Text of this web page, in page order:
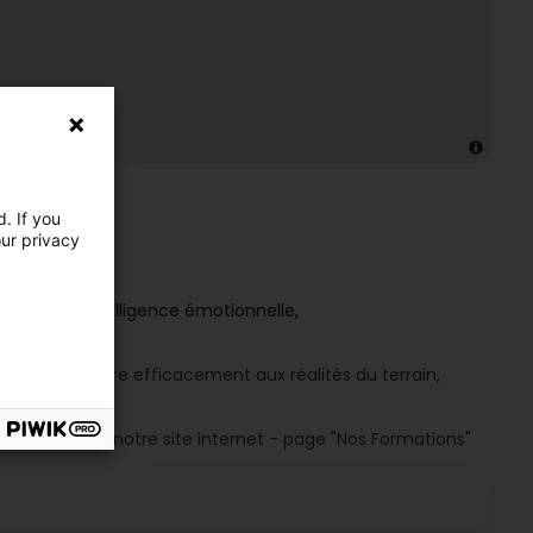
et intelligence émotionnelle,
vous prépare efficacement aux réalités du terrain,
sur notre site internet - page "Nos Formations"
If you
privacy